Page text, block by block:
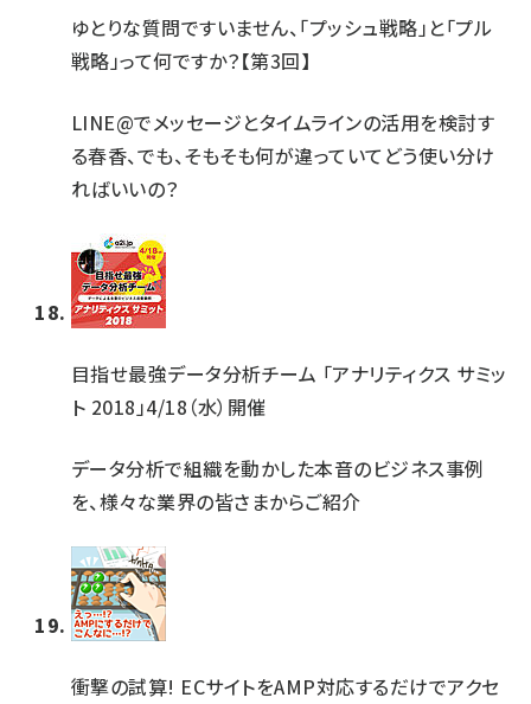
ゆとりな質問ですいません、「プッシュ戦略」と「プル
戦略」って何ですか？【第3回】
LINE@でメッセージとタイムラインの活用を検討す
る春香、でも、そもそも何が違っていてどう使い分け
ればいいの？
目指せ最強データ分析チーム 「アナリティクス サミッ
ト 2018」4/18（水）開催
データ分析で組織を動かした本音のビジネス事例
を、様々な業界の皆さまからご紹介
衝撃の試算! ECサイトをAMP対応するだけでアクセ